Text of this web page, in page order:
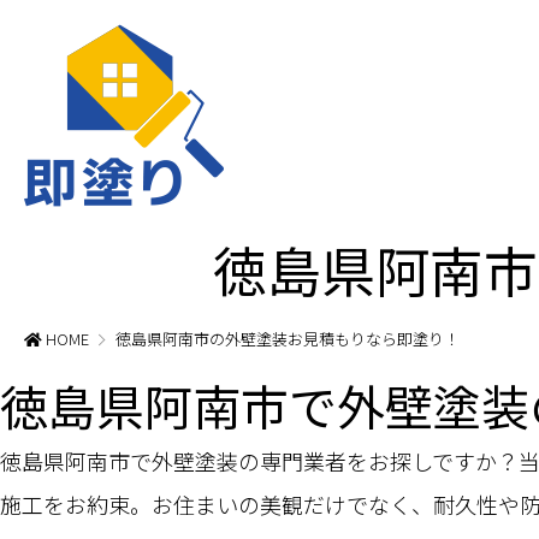
徳島県阿南
HOME 徳島県阿南市の外壁塗装お見積もりなら即塗り！
徳島県阿南市で外壁塗
徳島県阿南市で外壁塗装の専門業者をお探しですか？
施工をお約束。お住まいの美観だけでなく、耐久性や